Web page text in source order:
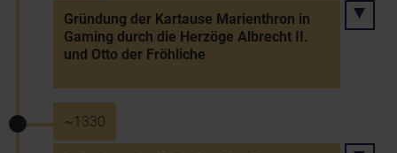
Gründung der Kartause Marienthron in
Gaming durch die Herzöge Albrecht II.
und Otto der Fröhliche
~1330